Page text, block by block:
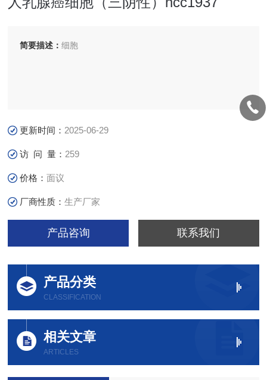
简要描述：细胞
更新时间： 2025-06-29
访 问 量： 259
价格：面议
厂商性质：生产厂家
产品咨询 联系我们
产品分类
CLASSIFICATION
相关文章
ARTICLES